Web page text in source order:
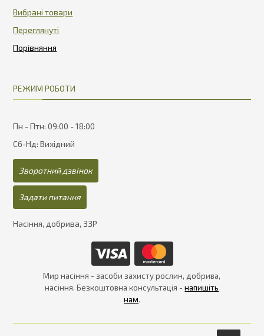
Вибрані товари
Переглянуті
РЕЖИМ РОБОТИ
Пн - Птн: 09:00 - 18:00
Сб-Нд: Вихідний
Зворотний дзвінок
Задати питання
Насіння, добрива, ЗЗР
Мир насіння - засоби захисту рослин, добрива,
насіння. Безкоштовна консультація -напишіть
нам.